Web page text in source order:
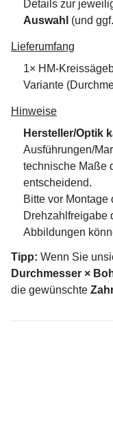
Details zur
Auswahl (und
Lieferumfang
1× HM-
Variante
Hinweise
Hersteller/Optik
Ausführungen/
technische Maße
entscheidend.
Bitte vor Montage
Drehzahlfreigabe
Abbildungen
Tipp: Wenn Sie
Durchmesser ×
die gewünschte